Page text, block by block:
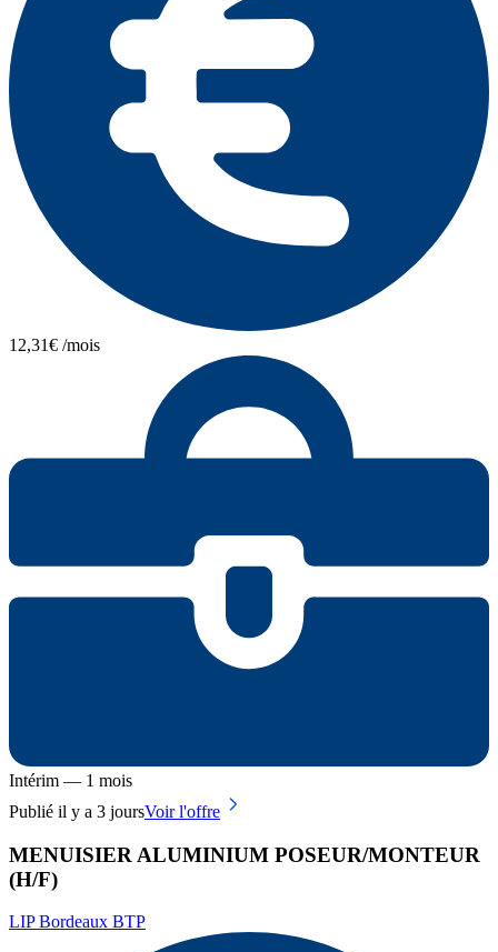
12,31€ /mois
Intérim — 1 mois
Publié il y a 3 joursVoir l'offre
MENUISIER ALUMINIUM POSEUR/MONTEUR
(H/F)
LIP Bordeaux BTP